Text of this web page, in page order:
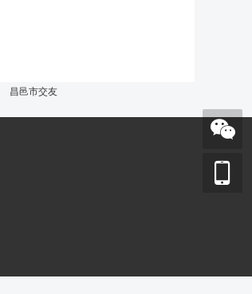
昌邑市交友